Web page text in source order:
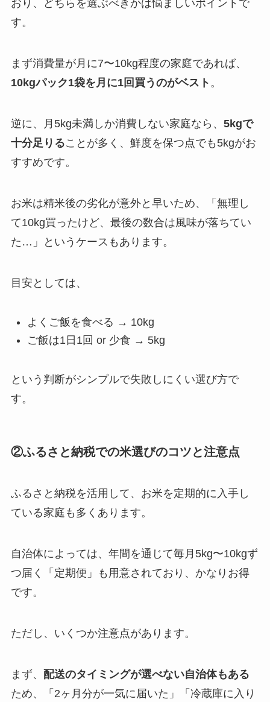
おり、どちらを選ぶべきかは悩ましいポイントで
す。
まず消費量が月に7〜10kg程度の家庭であれば、
10kgパック1袋を月に1回買うのがベスト 。
逆に、月5kg未満しか消費しない家庭なら、 5kgで
十分足りることが多く、鮮度を保つ点でも5kgがお
すすめです。
お米は精米後の劣化が意外と早いため、「無理し
て10kg買ったけど、最後の数合は風味が落ちてい
た…」というケースもあります。
目安としては、
よくご飯を食べる → 10kg
ご飯は1日1回 or 少食 → 5kg
という判断がシンプルで失敗しにくい選び方で
す。
②ふるさと納税での米選びのコツと注意点
ふるさと納税を活用して、お米を定期的に入手し
ている家庭も多くあります。
自治体によっては、年間を通じて毎月5kg〜10kgず
つ届く「定期便」も用意されており、かなりお得
です。
ただし、いくつか注意点があります。
まず、 配送のタイミングが選べない自治体もある
ため、「2ヶ月分が一気に届いた」「冷蔵庫に入り